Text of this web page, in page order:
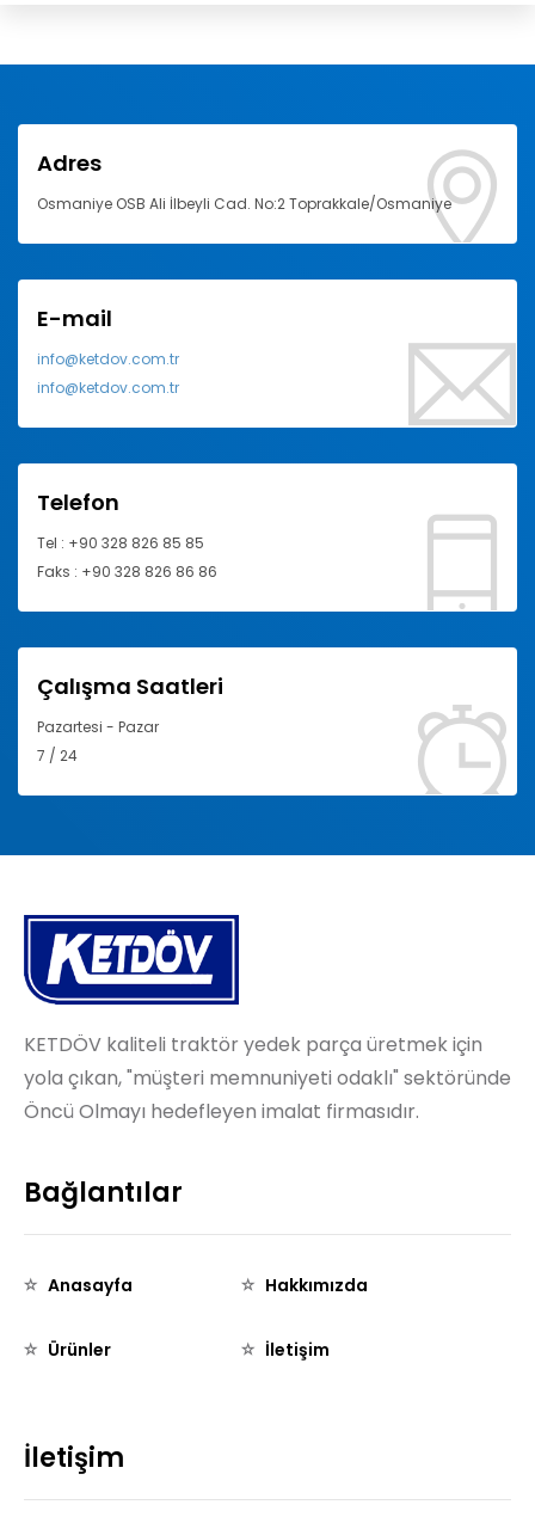
Adres
Osmaniye OSB Ali İlbeyli Cad. No:2 Toprakkale/Osmaniye
E-mail
info@ketdov.com.tr
info@ketdov.com.tr
Telefon
Tel : +90 328 826 85 85
Faks : +90 328 826 86 86
Çalışma Saatleri
Pazartesi - Pazar
7 / 24
KETDÖV kaliteli traktör yedek parça üretmek için
yola çıkan, "müşteri memnuniyeti odaklı" sektöründe
Öncü Olmayı hedefleyen imalat firmasıdır.
Bağlantılar
Anasayfa Hakkımızda
Ürünler İletişim
İletişim